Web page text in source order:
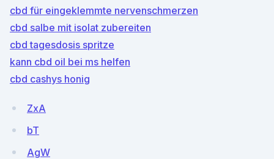
cbd für eingeklemmte nervenschmerzen
cbd salbe mit isolat zubereiten
cbd tagesdosis spritze
kann cbd oil bei ms helfen
cbd cashys honig
ZxA
bT
AgW